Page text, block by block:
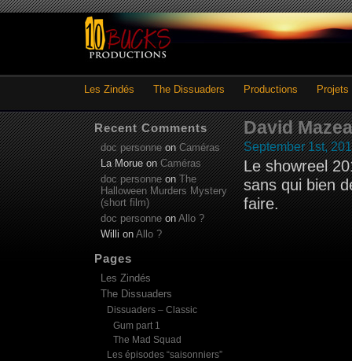
Les Zindés The Dissuaders Productions Projets
David
September 1st,
Le showreel
sans qui bien
faire.
Recent Comments
doc personneonCaméras
La MorueonCaméras
doc personneonThe
Halloween Murders Mystery
(short film)
doc personne on Allo ?
Willi on Allo ?
Pages
Les Zindés
The Dissuaders
Dissuaders – Classic
Gum part 1
The Mad Squad
Les épisodes “saisonniers”